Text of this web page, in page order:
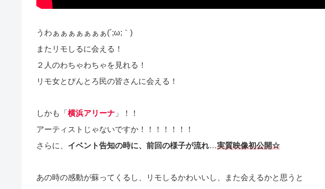
うわぁぁぁぁぁぁぁ(´;ω;｀)
またリモしるに会える！
２人のわちゃわちゃを見れる！
リモ女とびんとろ民の皆さんに会える！
しかも「 横浜アリーナ 」！！
アーティストじゃないですか！！！！！！！
さらに、 イベント告知の時に、前回の様子が流れ…実質映像初公開☆
あの時の感動が蘇ってくるし、リモしるかわいいし、また会えるかと思うと